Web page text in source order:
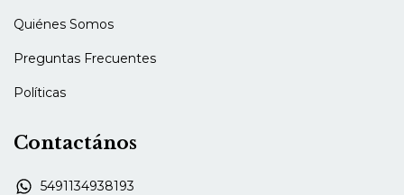
Quiénes Somos
Preguntas Frecuentes
Políticas
Contactános
5491134938193